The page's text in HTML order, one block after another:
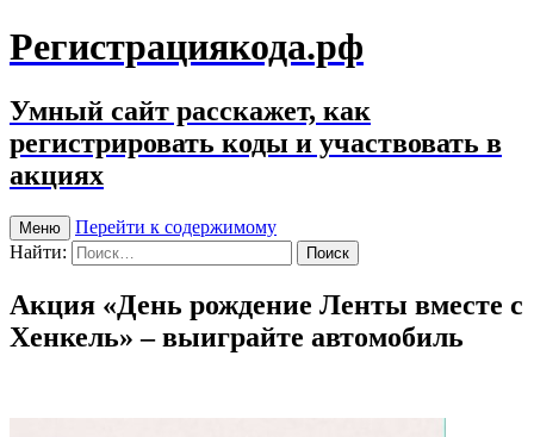
Регистрациякода.рф
Умный сайт расскажет, как
регистрировать коды и участвовать в
акциях
Меню
Перейти к содержимому
Найти:
Акция «День рождение Ленты вместе с
Хенкель» – выиграйте автомобиль